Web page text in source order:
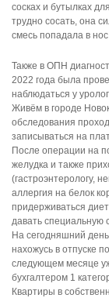
сосках и бутылках
трудно сосать, она
смесь попадала в
Также в ОПН
2022 года была
наблюдаться у
Живём в городе
обследования
записываться на
После операции на
желудка и также
(гастроэнтерологу,
аллергия на белок
придерживаться
давать специальную
На сегодняшний
нахожусь в отпуске
следующем месяце
бухгалтером 1
Квартиры в